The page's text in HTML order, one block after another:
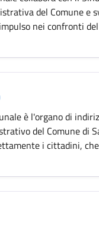
del Comune e
nei confronti
è l'organo di
del Comune di
i cittadini,